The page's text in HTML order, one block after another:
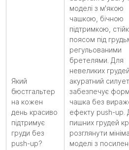
Який
бюстгальтер
на кожен
день красиво
підтримує
груди без
push-up?
моделі з м'якою
чашкою, бічною
підтримкою,
поясом під
регульованими
бретелями. Для
невеликих грудей
акуратний силует
забезпечує
чашка без
ефекту push-up.
пишних грудей
розглянути
моделі з